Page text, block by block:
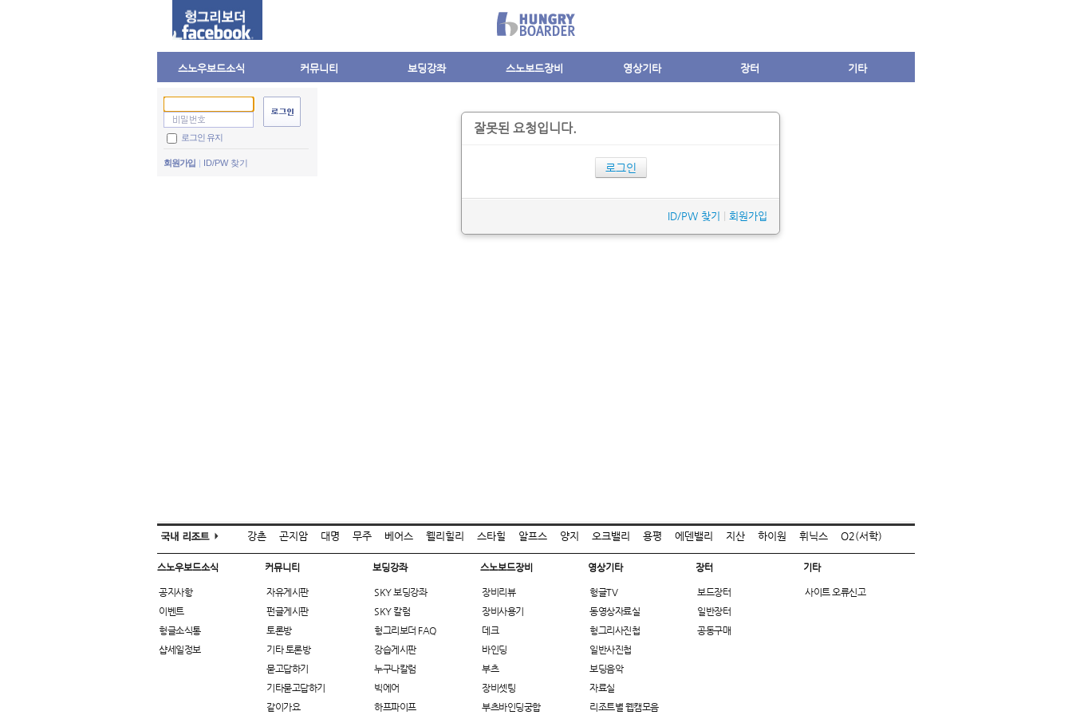
스노우보드소식 커뮤니티 보딩강좌 스노보드장비 영상기타 장터 기타
로그인 유지
회원가입 ID/PW 찾기
잘못된 요청입니다.
로그인
ID/PW 찾기 회원가입
강촌 곤지암 대명 무주 베어스 웰리힐리 스타힐 알프스 양지 오크밸리 용평 에덴밸리 지산 하이원 휘닉스 O2(서학)
스노우보드소식
공지사항
이벤트
헝글소식통
샵세일정보
커뮤니티
자유게시판
펀글게시판
토론방
기타 토론방
묻고답하기
기타묻고답하기
같이가요
보딩강좌
SKY 보딩강좌
SKY 칼럼
헝그리보더 FAQ
강습게시판
누구나칼럼
빅에어
하프파이프
스노보드장비
장비리뷰
장비사용기
데크
바인딩
부츠
장비셋팅
부츠바인딩궁합
영상기타
헝글TV
동영상자료실
헝그리사진첩
일반사진첩
보딩음악
자료실
리조트별 웹캠모음
장터
보드장터
일반장터
공동구매
기타
사이트 오류신고